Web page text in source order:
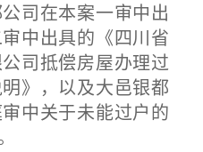
司在本案一审中出
中出具的《四川省
司抵偿房屋办理过
》，以及大邑银都
中关于未能过户的